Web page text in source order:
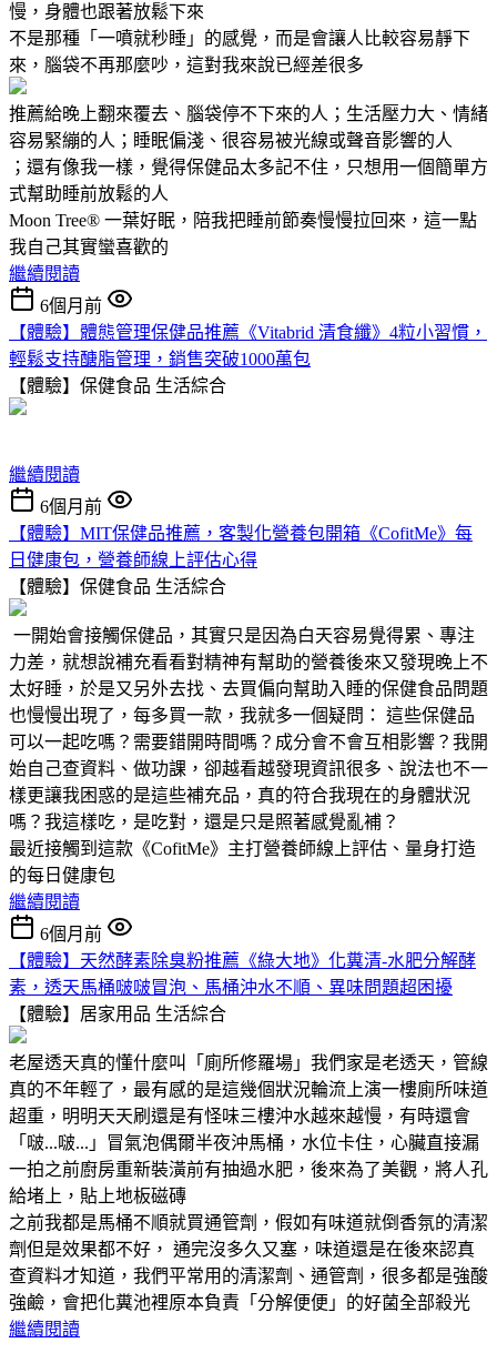
慢，身體也跟著放鬆下來
不是那種「一噴就秒睡」的感覺，而是會讓人比較容易靜下
來，腦袋不再那麼吵，這對我來說已經差很多
推薦給晚上翻來覆去、腦袋停不下來的人；生活壓力大、情緒
容易緊繃的人；睡眠偏淺、很容易被光線或聲音影響的人
；還有像我一樣，覺得保健品太多記不住，只想用一個簡單方
式幫助睡前放鬆的人
Moon Tree® 一葉好眠，陪我把睡前節奏慢慢拉回來，這一點
我自己其實蠻喜歡的
繼續閱讀
6個月前
【體驗】體態管理保健品推薦《Vitabrid 清食纖》4粒小習慣，
輕鬆支持醣脂管理，銷售突破1000萬包
【體驗】保健食品 生活綜合
繼續閱讀
6個月前
【體驗】MIT保健品推薦，客製化營養包開箱《CofitMe》每
日健康包，營養師線上評估心得
【體驗】保健食品 生活綜合
一開始會接觸保健品，其實只是因為白天容易覺得累、專注
力差，就想說補充看看對精神有幫助的營養後來又發現晚上不
太好睡，於是又另外去找、去買偏向幫助入睡的保健食品問題
也慢慢出現了，每多買一款，我就多一個疑問： 這些保健品
可以一起吃嗎？需要錯開時間嗎？成分會不會互相影響？我開
始自己查資料、做功課，卻越看越發現資訊很多、說法也不一
樣更讓我困惑的是這些補充品，真的符合我現在的身體狀況
嗎？我這樣吃，是吃對，還是只是照著感覺亂補？
最近接觸到這款《CofitMe》主打營養師線上評估、量身打造
的每日健康包
繼續閱讀
6個月前
【體驗】天然酵素除臭粉推薦《綠大地》化糞清-水肥分解酵
素，透天馬桶啵啵冒泡、馬桶沖水不順、異味問題超困擾
【體驗】居家用品 生活綜合
老屋透天真的懂什麼叫「廁所修羅場」我們家是老透天，管線
真的不年輕了，最有感的是這幾個狀況輪流上演一樓廁所味道
超重，明明天天刷還是有怪味三樓沖水越來越慢，有時還會
「啵...啵...」冒氣泡偶爾半夜沖馬桶，水位卡住，心臟直接漏
一拍之前廚房重新裝潢前有抽過水肥，後來為了美觀，將人孔
給堵上，貼上地板磁磚
之前我都是馬桶不順就買通管劑，假如有味道就倒香氛的清潔
劑但是效果都不好， 通完沒多久又塞，味道還是在後來認真
查資料才知道，我們平常用的清潔劑、通管劑，很多都是強酸
強鹼，會把化糞池裡原本負責「分解便便」的好菌全部殺光
繼續閱讀